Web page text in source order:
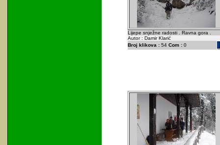
Lijepe snježne radosti . Ravna gora .
Autor : Damir Klarić
Broj klikova :54 Com :0